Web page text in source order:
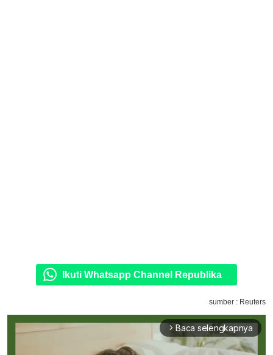
Ikuti Whatsapp Channel Republika
sumber : Reuters
arrow_forward_ios Baca selengkapnya